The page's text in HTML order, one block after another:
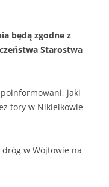
będą zgodne z
Starostwa
jaki
tory w Nikielkowie
w Wójtowie na